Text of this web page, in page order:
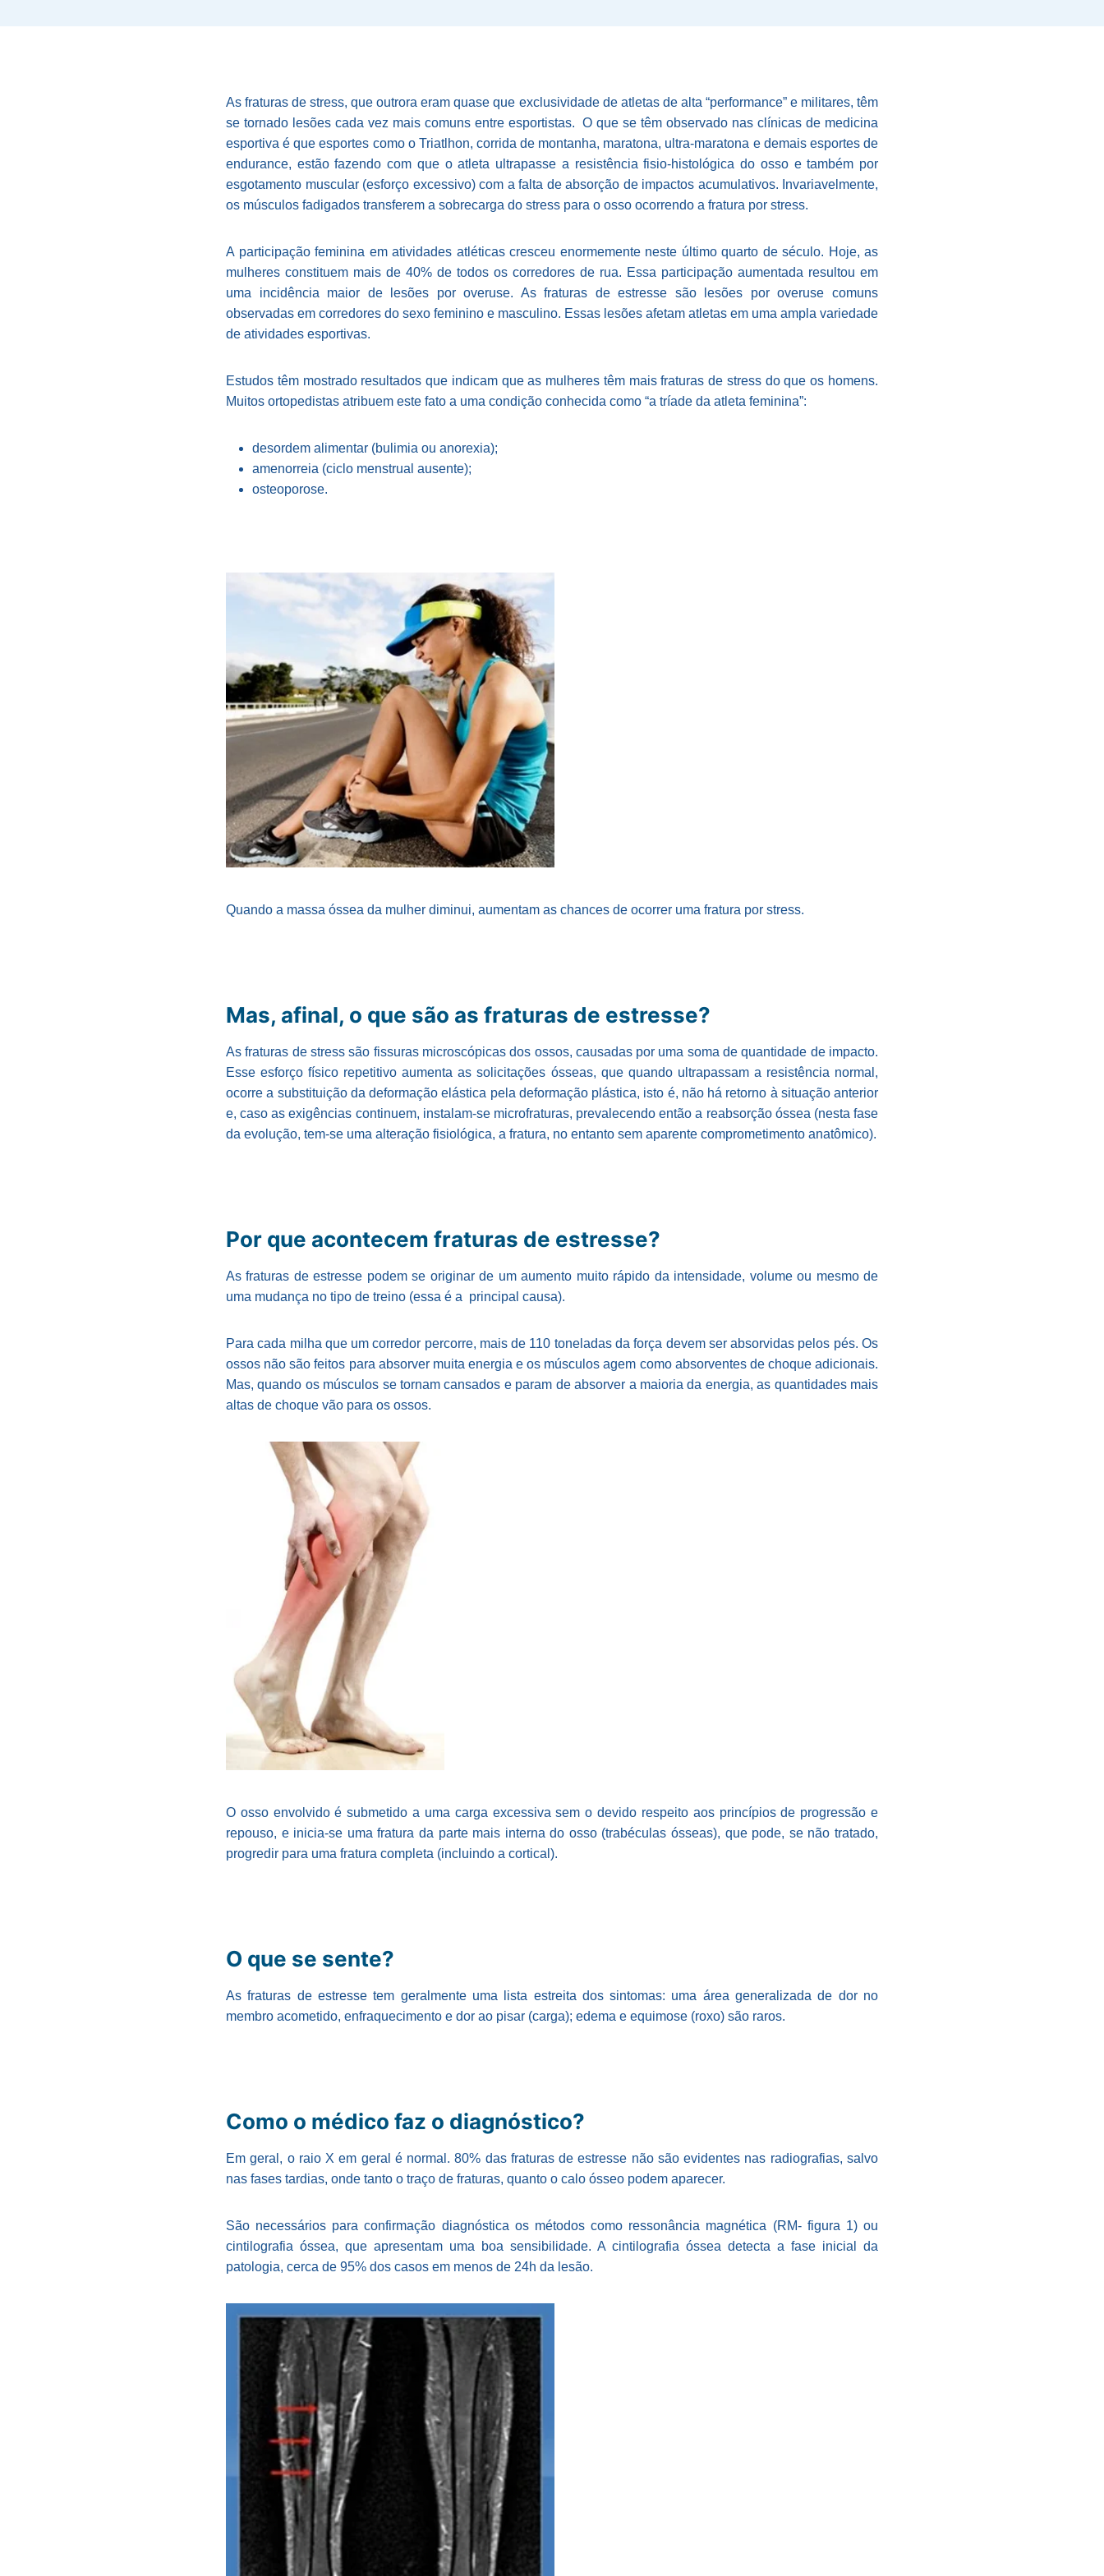
As fraturas de stress, que outrora eram quase que exclusividade de atletas de alta “performance” e militares, têm
se tornado lesões cada vez mais comuns entre esportistas. O que se têm observado nas clínicas de medicina
esportiva é que esportes como o Triatlhon, corrida de montanha, maratona, ultra-maratona e demais esportes de
endurance, estão fazendo com que o atleta ultrapasse a resistência fisio-histológica do osso e também por
esgotamento muscular (esforço excessivo) com a falta de absorção de impactos acumulativos. Invariavelmente,
os músculos fadigados transferem a sobrecarga do stress para o osso ocorrendo a fratura por stress.
A participação feminina em atividades atléticas cresceu enormemente neste último quarto de século. Hoje, as
mulheres constituem mais de 40% de todos os corredores de rua. Essa participação aumentada resultou em
uma incidência maior de lesões por overuse. As fraturas de estresse são lesões por overuse comuns
observadas em corredores do sexo feminino e masculino. Essas lesões afetam atletas em uma ampla variedade
de atividades esportivas.
Estudos têm mostrado resultados que indicam que as mulheres têm mais fraturas de stress do que os homens.
Muitos ortopedistas atribuem este fato a uma condição conhecida como “a tríade da atleta feminina”:
desordem alimentar (bulimia ou anorexia);
amenorreia (ciclo menstrual ausente);
osteoporose.
Quando a massa óssea da mulher diminui, aumentam as chances de ocorrer uma fratura por stress.
Mas, afinal, o que são as fraturas de estresse?
As fraturas de stress são fissuras microscópicas dos ossos, causadas por uma soma de quantidade de impacto.
Esse esforço físico repetitivo aumenta as solicitações ósseas, que quando ultrapassam a resistência normal,
ocorre a substituição da deformação elástica pela deformação plástica, isto é, não há retorno à situação anterior
e, caso as exigências continuem, instalam-se microfraturas, prevalecendo então a reabsorção óssea (nesta fase
da evolução, tem-se uma alteração fisiológica, a fratura, no entanto sem aparente comprometimento anatômico).
Por que acontecem fraturas de estresse?
As fraturas de estresse podem se originar de um aumento muito rápido da intensidade, volume ou mesmo de
uma mudança no tipo de treino (essa é a principal causa).
Para cada milha que um corredor percorre, mais de 110 toneladas da força devem ser absorvidas pelos pés. Os
ossos não são feitos para absorver muita energia e os músculos agem como absorventes de choque adicionais.
Mas, quando os músculos se tornam cansados e param de absorver a maioria da energia, as quantidades mais
altas de choque vão para os ossos.
O osso envolvido é submetido a uma carga excessiva sem o devido respeito aos princípios de progressão e
repouso, e inicia-se uma fratura da parte mais interna do osso (trabéculas ósseas), que pode, se não tratado,
progredir para uma fratura completa (incluindo a cortical).
O que se sente?
As fraturas de estresse tem geralmente uma lista estreita dos sintomas: uma área generalizada de dor no
membro acometido, enfraquecimento e dor ao pisar (carga); edema e equimose (roxo) são raros.
Como o médico faz o diagnóstico?
Em geral, o raio X em geral é normal. 80% das fraturas de estresse não são evidentes nas radiografias, salvo
nas fases tardias, onde tanto o traço de fraturas, quanto o calo ósseo podem aparecer.
São necessários para confirmação diagnóstica os métodos como ressonância magnética (RM- figura 1) ou
cintilografia óssea, que apresentam uma boa sensibilidade. A cintilografia óssea detecta a fase inicial da
patologia, cerca de 95% dos casos em menos de 24h da lesão.